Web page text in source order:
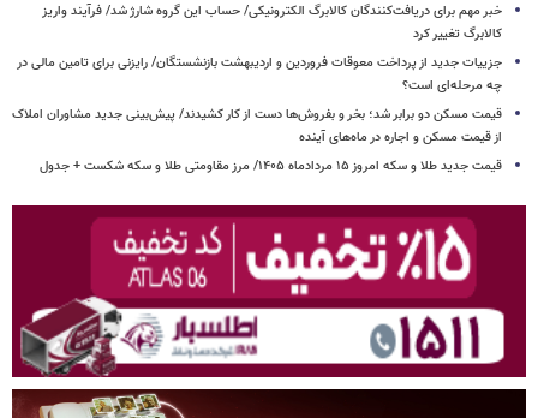
خبر مهم برای دریافت‌کنندگان کالابرگ الکترونیکی/ حساب این گروه شارژ شد/ فرآیند واریز
کالابرگ تغییر کرد
جزییات جدید از پرداخت معوقات فروردین و اردیبهشت بازنشستگان/ رایزنی برای تامین مالی در
چه مرحله‌ای است؟
قیمت مسکن دو برابر شد؛ بخر و بفروش‌ها دست از کار کشیدند/ پیش‌بینی جدید مشاوران املاک
از قیمت مسکن و اجاره‌ در ماه‌های آینده
قیمت جدید طلا و سکه امروز ۱۵ مردادماه ۱۴۰۵/ مرز مقاومتی طلا و سکه شکست + جدول